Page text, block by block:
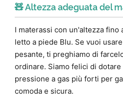
🧸 Altezza adeguata del
I materassi con un'altezza fino
letto a piede Blu. Se vuoi
pesante, ti preghiamo di
ordinare. Siamo felici di
pressione a gas più forti per
comoda e sicura.